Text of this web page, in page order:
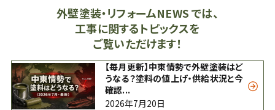
外壁塗装・リフォームNEWS では、
工事に関するトピックスを
ご覧いただけます！
【毎月更新】中東情勢で外壁塗装はど
うなる？塗料の値上げ・供給状況と今
確認...
2026年7月20日